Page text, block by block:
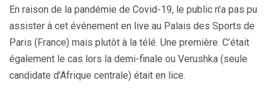
En raison de la pandémie de Covid-19, le public n’a pas pu
assister à cet événement en live au Palais des Sports de
Paris (France) mais plutôt à la télé. Une première. C’était
également le cas lors la demi-finale ou Verushka (seule
candidate d’Afrique centrale) était en lice.